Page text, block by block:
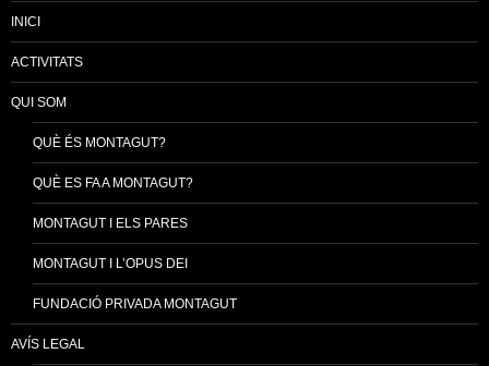
INICI
ACTIVITATS
QUI SOM
QUÈ ÉS MONTAGUT?
QUÈ ES FA A MONTAGUT?
MONTAGUT I ELS PARES
MONTAGUT I L’OPUS DEI
FUNDACIÓ PRIVADA MONTAGUT
AVÍS LEGAL